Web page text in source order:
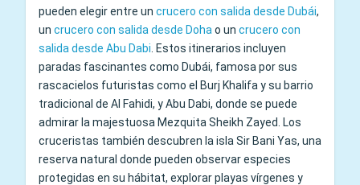
pueden elegir entre un crucero con salida desde Dubái,
un crucero con salida desde Doha o un crucero con
salida desde Abu Dabi . Estos itinerarios incluyen
paradas fascinantes como Dubái, famosa por sus
rascacielos futuristas como el Burj Khalifa y su barrio
tradicional de Al Fahidi, y Abu Dabi, donde se puede
admirar la majestuosa Mezquita Sheikh Zayed. Los
cruceristas también descubren la isla Sir Bani Yas, una
reserva natural donde pueden observar especies
protegidas en su hábitat, explorar playas vírgenes y